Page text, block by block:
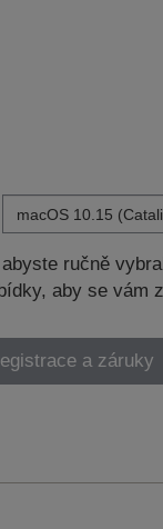
ručně
aby se vám
a záruky